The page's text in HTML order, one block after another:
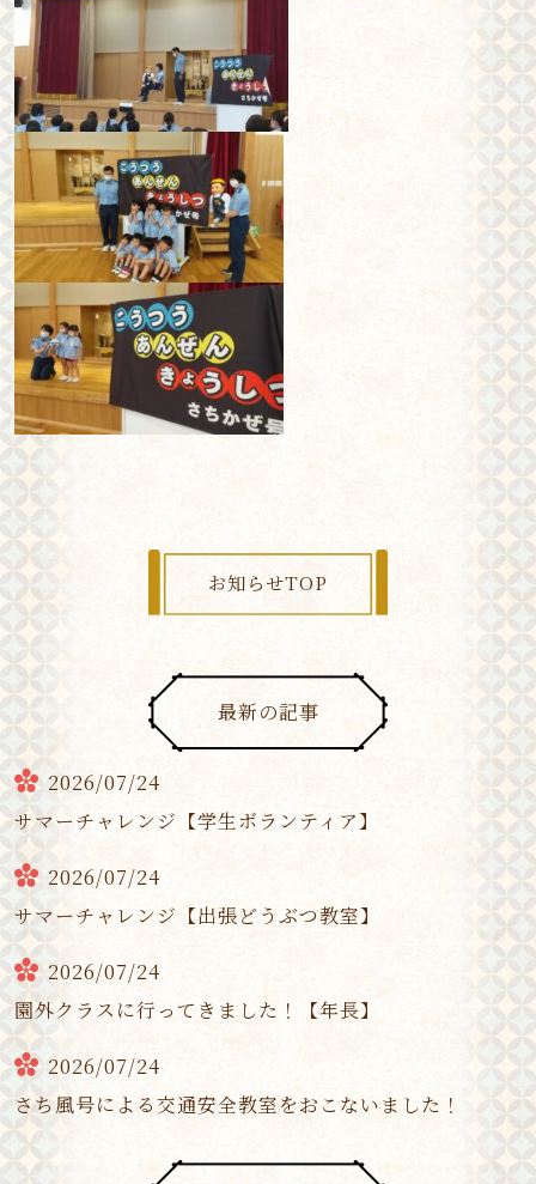
お知らせTOP
最新の記事
2026/07/24
サマーチャレンジ【学生ボランティア】
2026/07/24
サマーチャレンジ【出張どうぶつ教室】
2026/07/24
園外クラスに行ってきました！【年長】
2026/07/24
さち風号による交通安全教室をおこないました！